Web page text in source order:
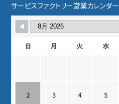
サービスファクトリー営業カレンダー
日 月 火 水
2 3 4 5